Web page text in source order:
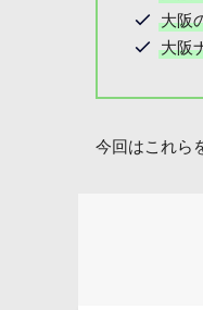
大阪
大阪
今回はこれら